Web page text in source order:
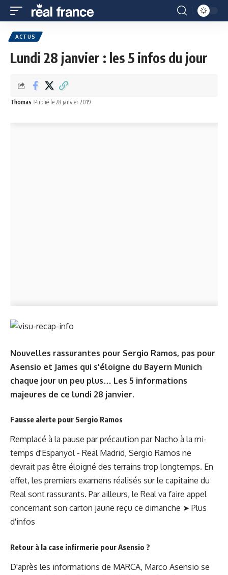
ACTUS
Lundi 28 janvier : les 5 infos du jour
Thomas Publié le 28 janvier 2019
Nouvelles rassurantes pour Sergio Ramos, pas pour
Asensio et James qui s'éloigne du Bayern Munich
chaque jour un peu plus… Les 5 informations
majeures de ce lundi 28 janvier.
Fausse alerte pour Sergio Ramos
Remplacé à la pause par précaution par Nacho à la mi-
temps d'Espanyol - Real Madrid, Sergio Ramos ne
devrait pas être éloigné des terrains trop longtemps. En
effet, les premiers examens réalisés sur le capitaine du
Real sont rassurants. Par ailleurs, le Real va faire appel
concernant son carton jaune reçu ce dimanche ➤ Plus
d'infos
Retour à la case infirmerie pour Asensio ?
D'après les informations de MARCA, Marco Asensio se